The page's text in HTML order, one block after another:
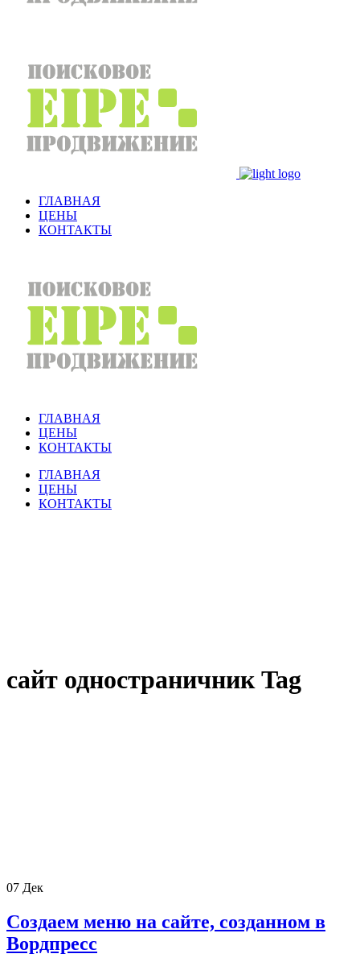
ГЛАВНАЯ
ЦЕНЫ
КОНТАКТЫ
ГЛАВНАЯ
ЦЕНЫ
КОНТАКТЫ
ГЛАВНАЯ
ЦЕНЫ
КОНТАКТЫ
сайт одностраничник Tag
07 Дек
Создаем меню на сайте, созданном в
Вордпресс